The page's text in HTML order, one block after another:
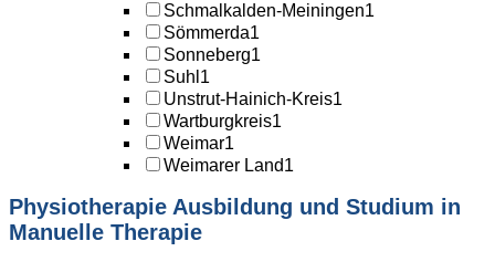
Schmalkalden-Meiningen1
Sömmerda1
Sonneberg1
Suhl 1
Unstrut-Hainich-Kreis1
Wartburgkreis1
Weimar1
Weimarer Land1
Physiotherapie Ausbildung und Studium in
Manuelle Therapie